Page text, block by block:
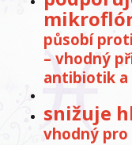
působí
– vhodný
antibiotik a
snižuje
vhodný